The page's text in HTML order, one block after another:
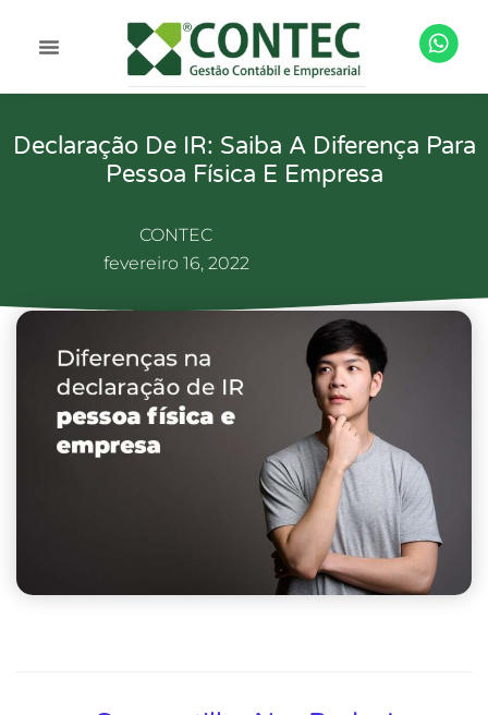
Declaração De IR: Saiba A Diferença Para
Pessoa Física E Empresa
CONTEC
fevereiro 16, 2022